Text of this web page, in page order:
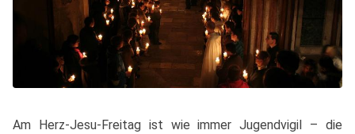
Am Herz-Jesu-Freitag ist wie immer Jugendvigil – die